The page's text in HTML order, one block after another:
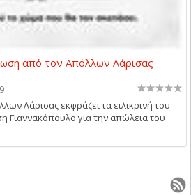
από τον Απόλλων Λάρισας
Λάρισας εκφράζει τα ειλικρινή του
Γιαννακόπουλο για την απώλεια του